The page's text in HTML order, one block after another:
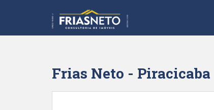
Frias Neto - Piracicaba